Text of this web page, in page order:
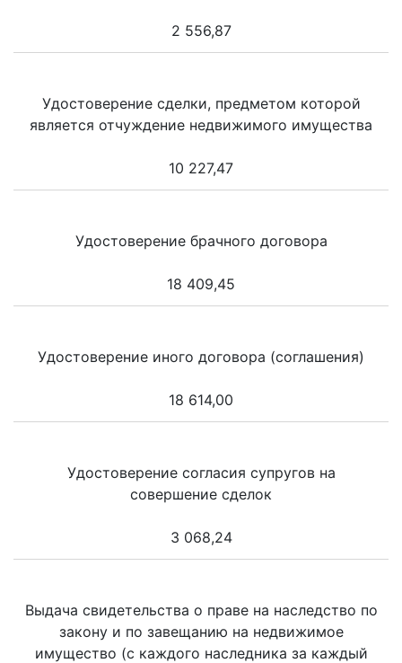
2 556,87
Удостоверение сделки, предметом которой
является отчуждение недвижимого имущества
10 227,47
Удостоверение брачного договора
18 409,45
Удостоверение иного договора (соглашения)
18 614,00
Удостоверение согласия супругов на
совершение сделок
3 068,24
Выдача свидетельства о праве на наследство по
закону и по завещанию на недвижимое
имущество (с каждого наследника за каждый